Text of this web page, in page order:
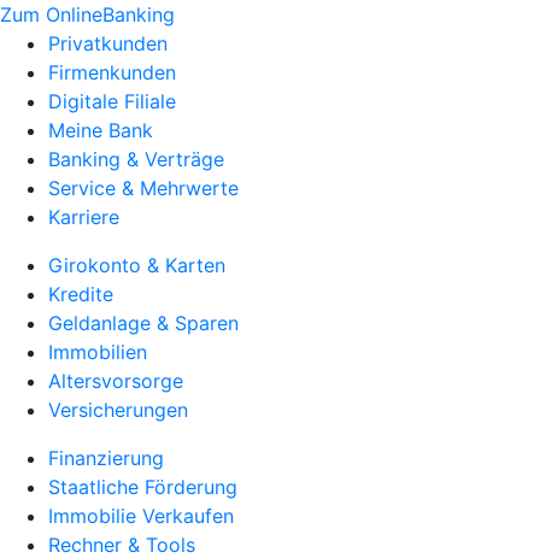
Zum OnlineBanking
Privatkunden
Firmenkunden
Digitale Filiale
Meine Bank
Banking & Verträge
Service & Mehrwerte
Karriere
Girokonto & Karten
Kredite
Geldanlage & Sparen
Immobilien
Altersvorsorge
Versicherungen
Finanzierung
Staatliche Förderung
Immobilie Verkaufen
Rechner & Tools